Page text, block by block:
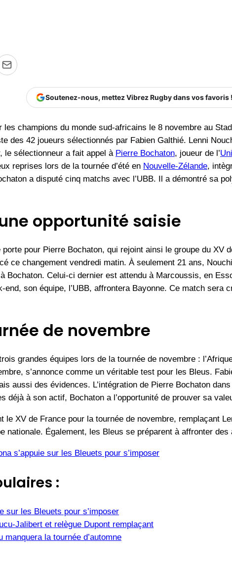
Soutenez-nous, mettez Vibrez Rugby dans vos favoris !
les champions du monde sud-africains le 8 novembre au
des 42 joueurs sélectionnés par Fabien Galthié. Lenni
le sélectionneur a fait appel à Pierre Bochaton, joueur de l’
reprises lors de la tournée d’été en Nouvelle-Zélande,
a disputé cinq matchs avec l’UBB. Il a démontré sa
opportunité saisie
pour Pierre Bochaton, qui rejoint ainsi le groupe du XV
ce changement vendredi matin. À seulement 21 ans,
Bochaton. Celui-ci dernier est attendu à Marcoussis, en
end, son équipe, l’UBB, affrontera Bayonne. Ce match sera
de novembre
grandes équipes lors de la tournée de novembre :
s’annonce comme un véritable test pour les Bleus.
aussi des évidences. L’intégration de Pierre Bochaton
déjà à son actif, Bochaton a l’opportunité de prouver sa
le XV de France pour la tournée de novembre, remplaçant
nationale. Également, les Bleus se préparent à affronter
s’appuie sur les Bleuets pour s’imposer
:
sur les Bleuets pour s’imposer
Jalibert et relègue Dupont remplaçant
la tournée d’automne